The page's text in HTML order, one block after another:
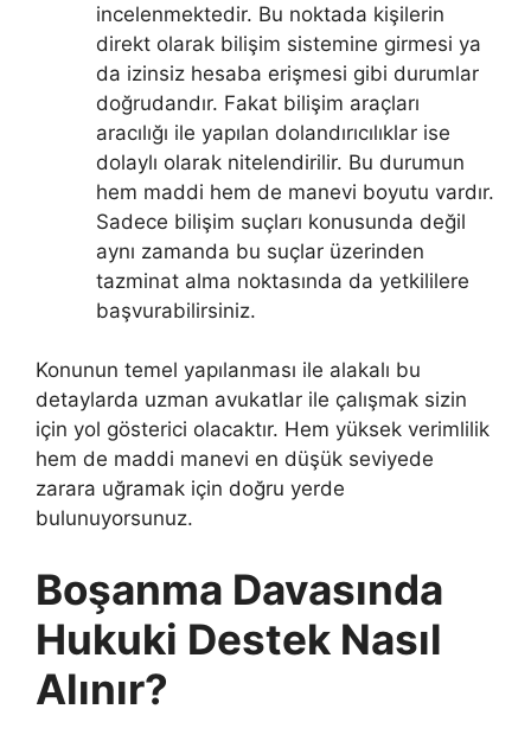
incelenmektedir. Bu noktada kişilerin
direkt olarak bilişim sistemine girmesi ya
da izinsiz hesaba erişmesi gibi durumlar
doğrudandır. Fakat bilişim araçları
aracılığı ile yapılan dolandırıcılıklar ise
dolaylı olarak nitelendirilir. Bu durumun
hem maddi hem de manevi boyutu vardır.
Sadece bilişim suçları konusunda değil
aynı zamanda bu suçlar üzerinden
tazminat alma noktasında da yetkililere
başvurabilirsiniz.
Konunun temel yapılanması ile alakalı bu
detaylarda uzman avukatlar ile çalışmak sizin
için yol gösterici olacaktır. Hem yüksek verimlilik
hem de maddi manevi en düşük seviyede
zarara uğramak için doğru yerde
bulunuyorsunuz.
Boşanma Davasında
Hukuki Destek Nasıl
Alınır?